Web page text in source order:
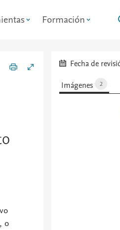
Formación
o
Fecha de
Imágenes
2